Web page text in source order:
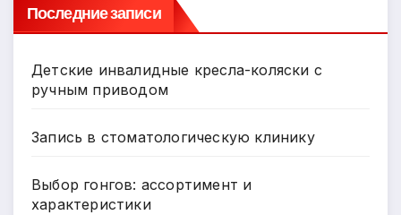
ki
Последние записи
Детские инвалидные кресла-коляски с
ручным приводом
Запись в стоматологическую клинику
Выбор гонгов: ассортимент и
характеристики